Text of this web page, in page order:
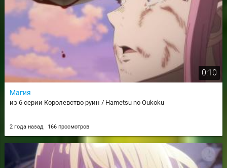
0:10
Магия
из 6 серии Королевство руин / Hametsu no Oukoku
2 года назад 166 просмотров